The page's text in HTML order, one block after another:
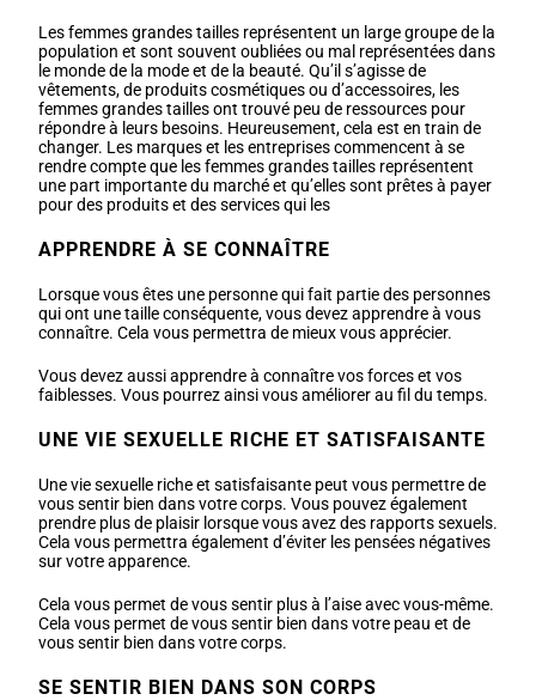
Les femmes grandes tailles représentent un large groupe de la
population et sont souvent oubliées ou mal représentées dans
le monde de la mode et de la beauté. Qu’il s’agisse de
vêtements, de produits cosmétiques ou d’accessoires, les
femmes grandes tailles ont trouvé peu de ressources pour
répondre à leurs besoins. Heureusement, cela est en train de
changer. Les marques et les entreprises commencent à se
rendre compte que les femmes grandes tailles représentent
une part importante du marché et qu’elles sont prêtes à payer
pour des produits et des services qui les
APPRENDRE À SE CONNAÎTRE
Lorsque vous êtes une personne qui fait partie des personnes
qui ont une taille conséquente, vous devez apprendre à vous
connaître. Cela vous permettra de mieux vous apprécier.
Vous devez aussi apprendre à connaître vos forces et vos
faiblesses. Vous pourrez ainsi vous améliorer au fil du temps.
UNE VIE SEXUELLE RICHE ET SATISFAISANTE
Une vie sexuelle riche et satisfaisante peut vous permettre de
vous sentir bien dans votre corps. Vous pouvez également
prendre plus de plaisir lorsque vous avez des rapports sexuels.
Cela vous permettra également d’éviter les pensées négatives
sur votre apparence.
Cela vous permet de vous sentir plus à l’aise avec vous-même.
Cela vous permet de vous sentir bien dans votre peau et de
vous sentir bien dans votre corps.
SE SENTIR BIEN DANS SON CORPS